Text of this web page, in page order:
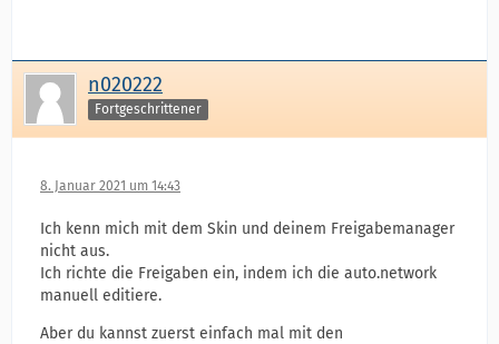
n020222
Fortgeschrittener
8. Januar 2021 um 14:43
Ich kenn mich mit dem Skin und deinem Freigabemanager
nicht aus.
Ich richte die Freigaben ein, indem ich die auto.network
manuell editiere.
Aber du kannst zuerst einfach mal mit den